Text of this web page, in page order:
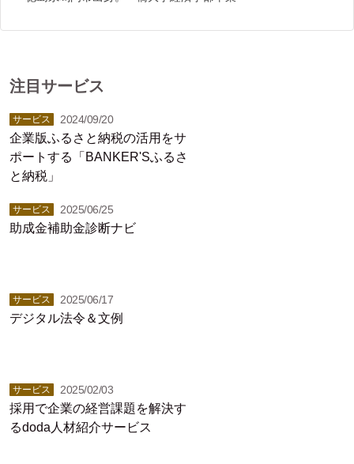
注目サービス
サービス 2024/09/20
企業版ふるさと納税の活用をサ
ポートする「BANKER'Sふるさ
と納税」
サービス 2025/06/25
助成金補助金診断ナビ
サービス 2025/06/17
デジタル法令＆文例
サービス 2025/02/03
採用で企業の経営課題を解決す
るdoda人材紹介サービス